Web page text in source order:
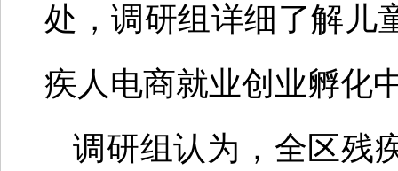
处，调研组详细了解儿
疾人电商就业创业孵化
调研组认为，全区残